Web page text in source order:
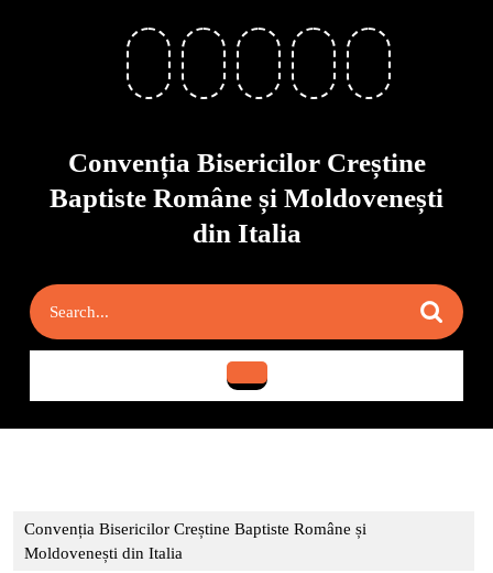
Convenția Bisericilor Creștine
Baptiste Române și Moldovenești
din Italia
Convenția Bisericilor Creștine Baptiste Române și
Moldovenești din Italia